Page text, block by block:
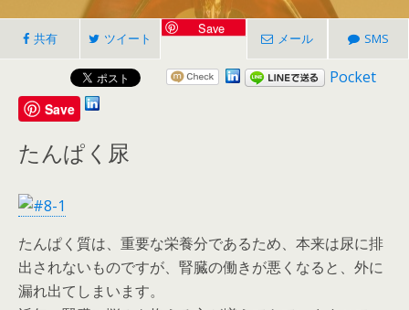
共有 ツイート
Save
メール SMS
Pocket
Save
たんぱく尿
たんぱく質は、重要な栄養分であるため、本来は尿に排
出されないものですが、腎臓の働きが悪くなると、外に
漏れ出てしまいます。